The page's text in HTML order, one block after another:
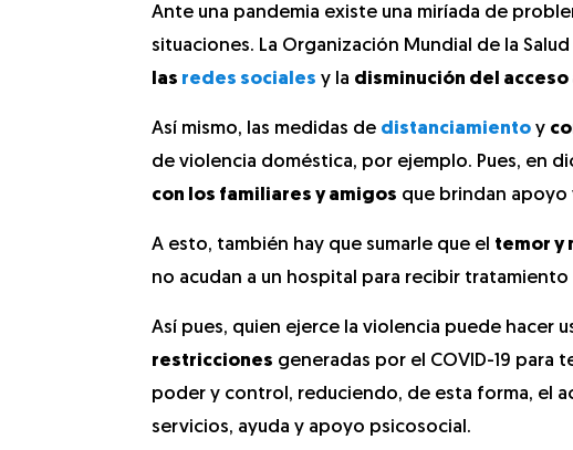
Ante una pandemia existe una miríada de
situaciones. La Organización Mundial de la
las redes sociales y la disminución del acceso
Así mismo, las medidas de distanciamiento y
de violencia doméstica, por ejemplo. Pues, en
con los familiares y amigos que brindan
A esto, también hay que sumarle que el temor y
no acudan a un hospital para recibir tratamiento
Así pues, quien ejerce la violencia puede hacer
restricciones generadas por el COVID-19 para
poder y control, reduciendo, de esta forma, el
servicios, ayuda y apoyo psicosocial.